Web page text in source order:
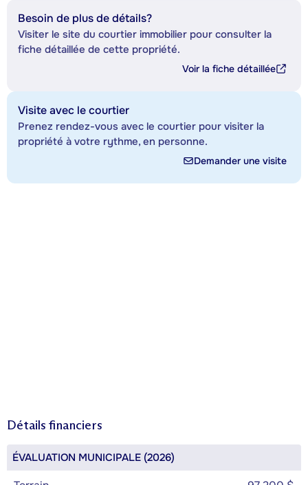
Besoin de plus de détails?
Visiter le site du courtier immobilier pour consulter la
fiche détaillée de cette propriété.
Voir la fiche détaillée
Visite avec le courtier
Prenez rendez-vous avec le courtier pour visiter la
propriété à votre rythme, en personne.
Demander une visite
Détails financiers
ÉVALUATION MUNICIPALE (2026)